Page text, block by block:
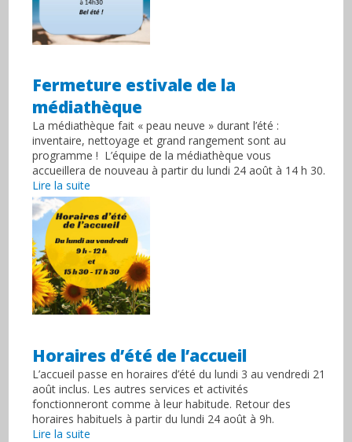
Fermeture estivale de la
médiathèque
La médiathèque fait « peau neuve » durant l’été :
inventaire, nettoyage et grand rangement sont au
programme ! L’équipe de la médiathèque vous
accueillera de nouveau à partir du lundi 24 août à 14 h 30.
Lire la suite
Horaires d’été de l’accueil
L’accueil passe en horaires d’été du lundi 3 au vendredi 21
août inclus. Les autres services et activités
fonctionneront comme à leur habitude. Retour des
horaires habituels à partir du lundi 24 août à 9h.
Lire la suite